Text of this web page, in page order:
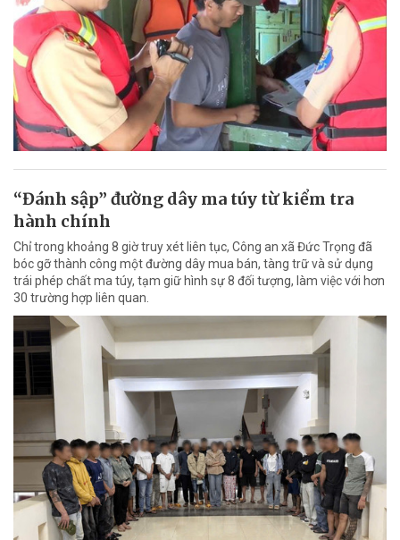
“Đánh sập” đường dây ma túy từ kiểm tra
hành chính
Chỉ trong khoảng 8 giờ truy xét liên tục, Công an xã Đức Trọng đã
bóc gỡ thành công một đường dây mua bán, tàng trữ và sử dụng
trái phép chất ma túy, tạm giữ hình sự 8 đối tượng, làm việc với hơn
30 trường hợp liên quan.